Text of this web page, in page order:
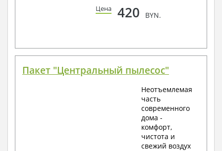
Цена 420 BYN.
Пакет "Центральный пылесос"
Неотъемлемая
часть
современного
дома -
комфорт,
чистота и
свежий воздух